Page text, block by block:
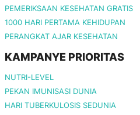
PEMERIKSAAN KESEHATAN GRATIS
1000 HARI PERTAMA KEHIDUPAN
PERANGKAT AJAR KESEHATAN
KAMPANYE PRIORITAS
NUTRI-LEVEL
PEKAN IMUNISASI DUNIA
HARI TUBERKULOSIS SEDUNIA